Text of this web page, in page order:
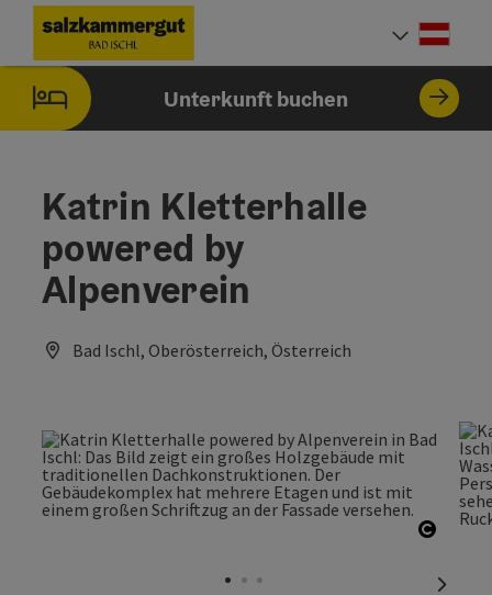
Zum InhaltAccesskey
[0]
Zur NavigationAccesskey
[1]
Zum Seitenanfang
Zur StartseiteAccesskey
[7]
Unterkunft buchen
Katrin Kletterhalle
powered by
Alpenverein
Bad Ischl, Oberösterreich, Österreich